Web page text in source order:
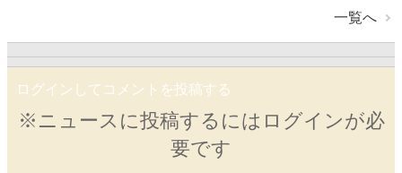
一覧へ
ログインしてコメントを投稿する
※ニュースに投稿するにはログインが必
要です